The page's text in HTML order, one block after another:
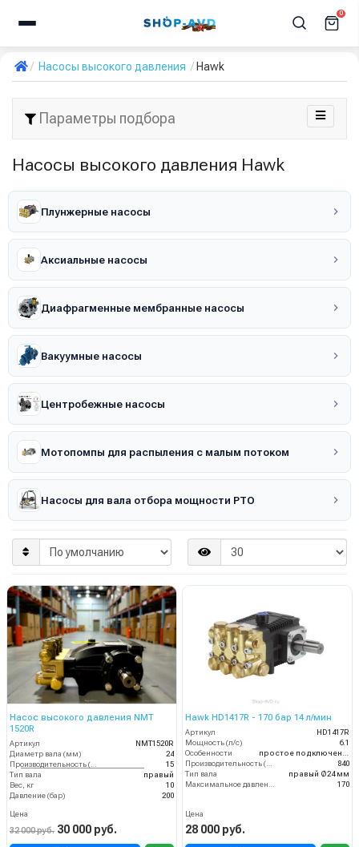
0
Насосы высокого давления Hawk
Параметры подбора
Насосы высокого давления Hawk
Плунжерные насосы
Аксиальные насосы
Диафрагменные мембранные насосы
Вакуумные насосы
Центробежные насосы
Мотопомпы для распыления с малым потоком
Насосы для вала отбора мощности PTO
Насос высокого давления NMT
1520R
Артикул
NMT1520R
Диаметр вала (мм)
24
15
Тип вала
правый
Вес, кг
10
Давление (бар)
200
Цена
32 000 руб. 30 000 руб.
Hawk HD1417R - 170 бар 14 л/мин
Артикул
HD1417R
Мощность (л/с)
6.1
Особенности
840
Тип вала
правый Ø24 мм
170
Цена
28 000 руб.